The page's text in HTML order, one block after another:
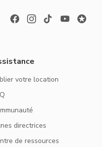
votre location
directrices
de ressources